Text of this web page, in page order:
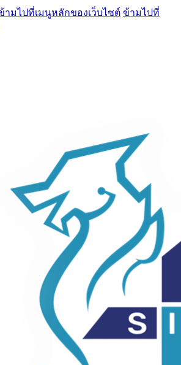
ามไปที่เมนูหลักของเว็บไซต์ ข้ามไปที่